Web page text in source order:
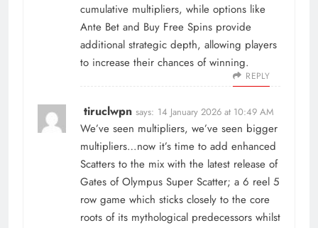
cumulative multipliers, while options like
Ante Bet and Buy Free Spins provide
additional strategic depth, allowing players
to increase their chances of winning.
REPLY
tiruclwpn says: 14 January 2026 at 10:49 AM
We’ve seen multipliers, we’ve seen bigger
multipliers…now it’s time to add enhanced
Scatters to the mix with the latest release of
Gates of Olympus Super Scatter; a 6 reel 5
row game which sticks closely to the core
roots of its mythological predecessors whilst